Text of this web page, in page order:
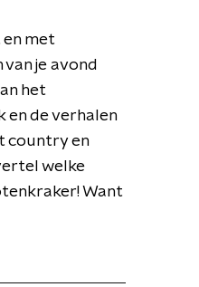
met
van je avond
het
en de verhalen
country en
welke
Want